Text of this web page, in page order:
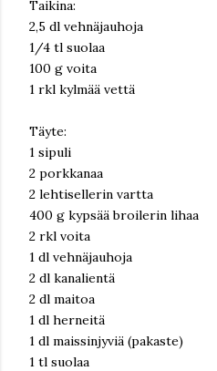
Taikina:
2,5 dl vehnäjauhoja
1/4 tl suolaa
100 g voita
1 rkl kylmää vettä
Täyte:
1 sipuli
2 porkkanaa
2 lehtisellerin vartta
400 g kypsää broilerin lihaa
2 rkl voita
1 dl vehnäjauhoja
2 dl kanalientä
2 dl maitoa
1 dl herneitä
1 dl maissinjyviä (pakaste)
1 tl suolaa